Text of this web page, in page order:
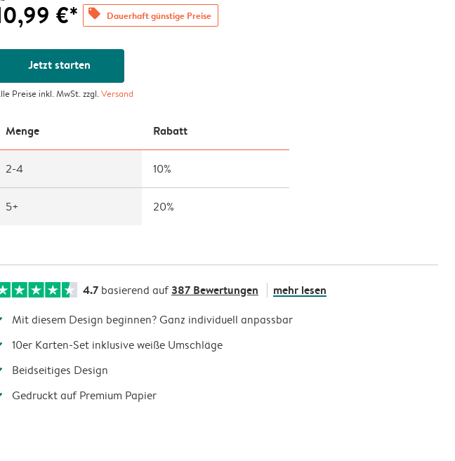
€* offers Dauerhaft günstige Preise
Jetzt starten
Preise inkl. MwSt. zzgl.Versand
Menge Rabatt
2-4 10%
5+ 20%
4.7 basierend auf387 Bewertungen mehr lesen
Mit diesem Design beginnen? Ganz individuell anpassbar
10er Karten-Set inklusive weiße Umschläge
Beidseitiges Design
Gedruckt auf Premium Papier